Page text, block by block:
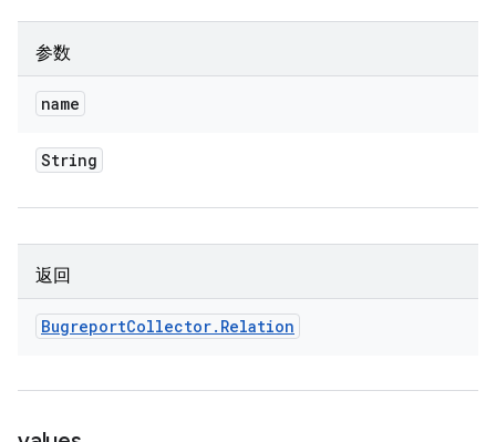
参数
name
String
返回
BugreportCollector. Relation